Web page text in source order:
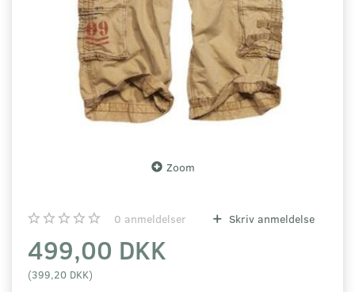
Zoom
0 anmeldelser Skriv anmeldelse
499,00 DKK
(399,20 DKK)